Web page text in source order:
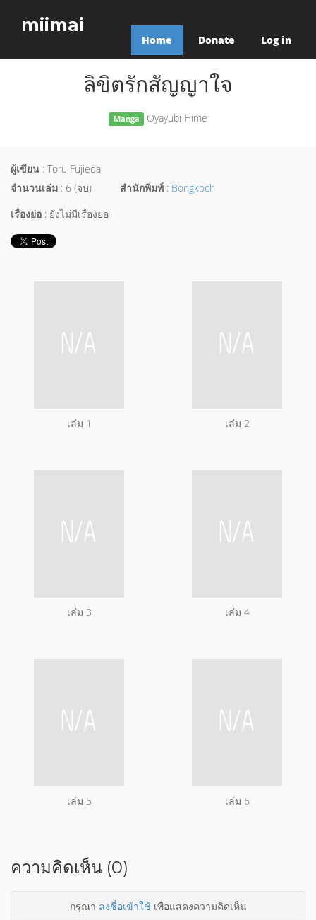
miimai
Home Donate Log in
ลิขิตรักสัญญาใจ
Manga Oyayubi Hime
ผู้เขียน : Toru Fujieda
จำนวนเล่ม : 6 (จบ) สำนักพิมพ์ : Bongkoch
เรื่องย่อ : ยังไม่มีเรื่องย่อ
เล่ม 1 เล่ม 2
เล่ม 3 เล่ม 4
เล่ม 5 เล่ม 6
ความคิดเห็น (0)
กรุณา ลงชื่อเข้าใช้เพื่อแสดงความคิดเห็น